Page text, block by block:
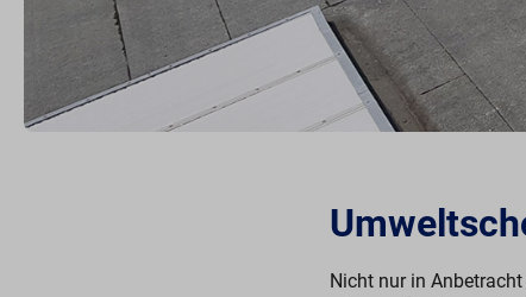
Nicht nur in